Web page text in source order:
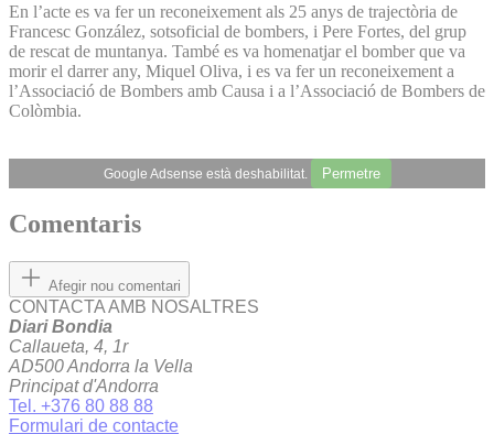
En l’acte es va fer un reconeixement als 25 anys de trajectòria de
Francesc González, sotsoficial de bombers, i Pere Fortes, del grup
de rescat de muntanya. També es va homenatjar el bomber que va
morir el darrer any, Miquel Oliva, i es va fer un reconeixement a
l’Associació de Bombers amb Causa i a l’Associació de Bombers de
Colòmbia.
Google Adsense està deshabilitat. Permetre
Comentaris
Afegir nou comentari
CONTACTA AMB NOSALTRES
Diari Bondia
Callaueta, 4, 1r
AD500 Andorra la Vella
Principat d'Andorra
Tel. +376 80 88 88
Formulari de contacte